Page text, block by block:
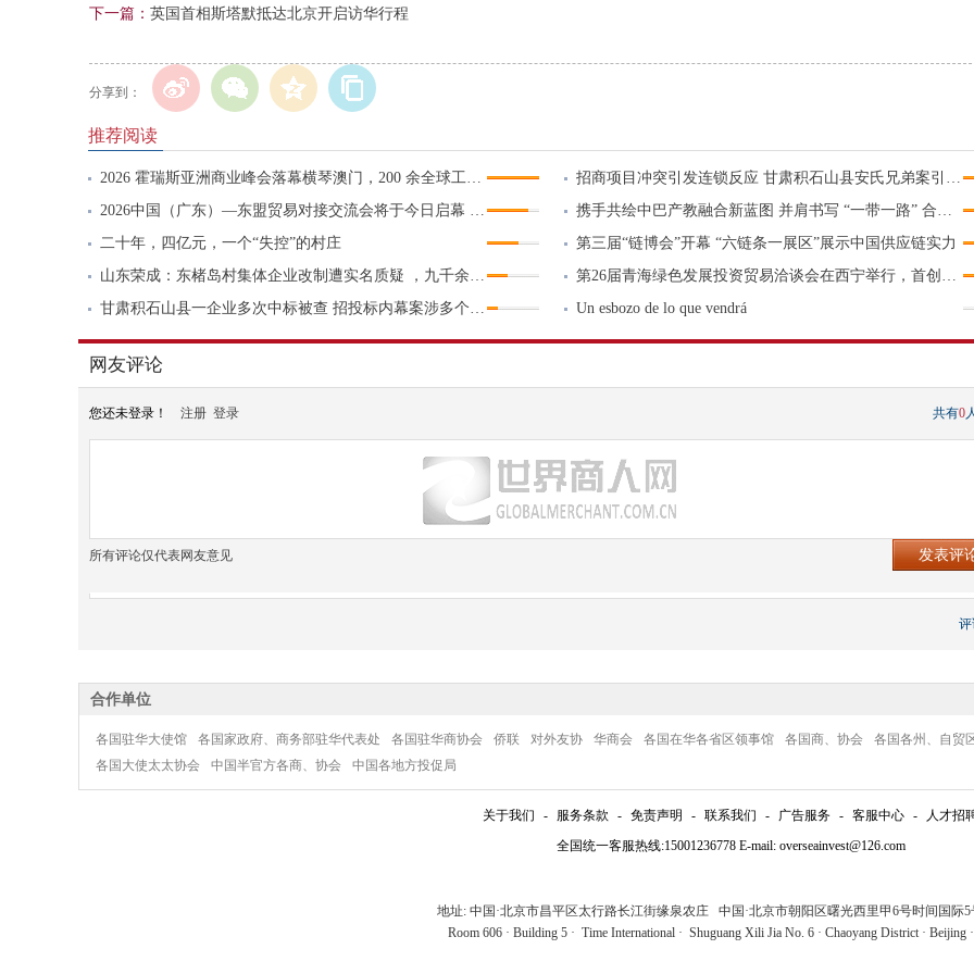
下一篇： 英国首相斯塔默抵达北京开启访华行程
分享到：
推荐阅读
2026 霍瑞斯亚洲商业峰会落幕横琴澳门，200 余全球工商领袖共探亚洲全球发展新定位
2026中国（广东）—东盟贸易对接交流会将于今日启幕 多维升级粤东盟经贸合作体系
二十年，四亿元，一个“失控”的村庄
山东荣成：东楮岛村集体企业改制遭实名质疑 ，九千余亩海域及船队被指隐匿侵占
甘肃积石山县一企业多次中标被查 招投标内幕案涉多个部门单位
招商项目冲突引发连锁反应 甘肃积石山县安氏兄弟案引发关注
携手共绘中巴产教融合新蓝图 并肩书写 “一带一路” 合作新篇章
第三届“链博会”开幕 “六链条一展区”展示中国供应链实力
第26届青海绿色发展投资贸易洽谈会在西宁举行，首创双主宾国
Un esbozo de lo que vendrá
网友评论
您还未登录！ 注册 登录 共有0
所有评论仅代表网友意见
合作单位
各国驻华大使馆 各国家政府、商务部驻华代表处 各国驻华商协会 侨联 对外友协 华商会 各国在华各省区领事馆 各国商、协会
各国各州、自贸
各国大使太太协会
中国半官方各商、协会 中国各地方投促局
关于我们 - 服务条款 - 免责声明 - 联系我们 - 广告服务 - 客服中心 -
人才招
全国统一客服热线:15001236778 E-mail: overseainvest@126.com
地址: 中国·北京市昌平区太行路长江街缘泉农庄 中国·北京市朝阳区曙光西里甲6号时间国际5
Room 606 · Building 5 · Time International · Shuguang Xili Jia No. 6 · Chaoyang District · Beijing